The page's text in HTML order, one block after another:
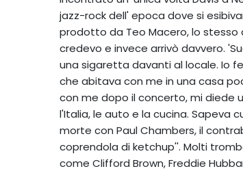
jazz-rock dell' epoca dove si
prodotto da Teo Macero, lo stesso
credevo e invece arrivò davvero.
una sigaretta davanti al locale. Io
che abitava con me in una casa
con me dopo il concerto, mi diede
l'Italia, le auto e la cucina. Sapeva
morte con Paul Chambers, il
coprendola di ketchup''. Molti
come Clifford Brown, Freddie